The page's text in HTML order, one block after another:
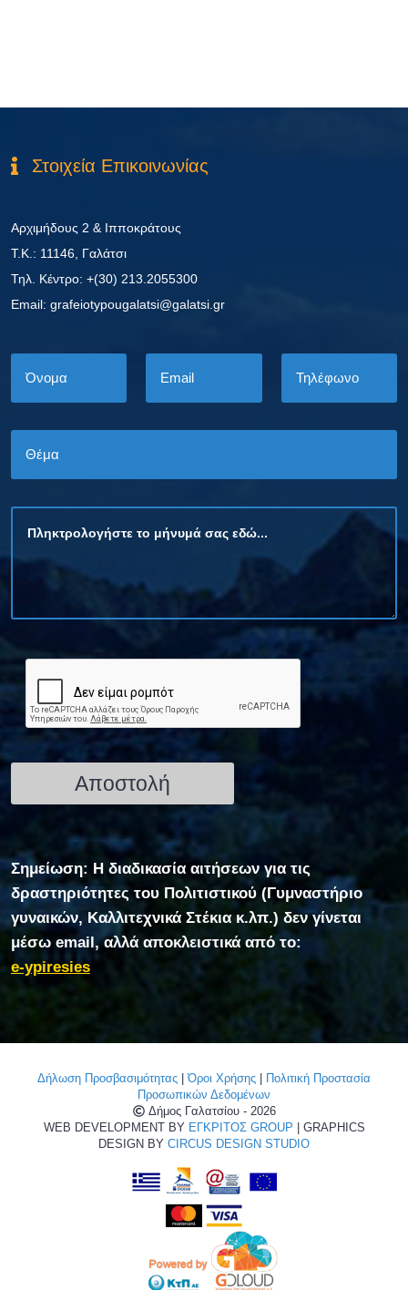
Στοιχεία Επικοινωνίας
Αρχιμήδους 2 & Ιπποκράτους
Τ.Κ.: 11146, Γαλάτσι
Τηλ. Κέντρο: +(30) 213.2055300
Εmail: grafeiotypougalatsi@galatsi.gr
Σημείωση: Η διαδικασία αιτήσεων για τις
δραστηριότητες του Πολιτιστικού (Γυμναστήριο
γυναικών, Καλλιτεχνικά Στέκια κ.λπ.) δεν γίνεται
μέσω email, αλλά αποκλειστικά από το:
e-ypiresies
Δήλωση Προσβασιμότητας |Όροι Χρήσης
Πολιτική Προστασία
Προσωπικών Δεδομένων
Δήμος Γαλατσίου - 2026
WEB DEVELOPMENT BY ΕΓΚΡΙΤΟΣ GROUP | GRAPHICS
DESIGN BY CIRCUS DESIGN STUDIO